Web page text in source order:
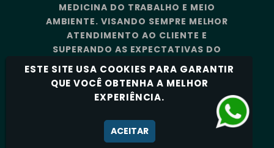
MEDICINA DO TRABALHO E MEIO
AMBIENTE. VISANDO SEMPRE MELHOR
ATENDIMENTO AO CLIENTE E
SUPERANDO AS EXPECTATIVAS DO
MERCADO, A CTE ENGENHARIA
CONTA COM UMA EQUIPE DE
PROFISSIONAIS ALTAMENTE
CAPACITADOS E ESPECIALIZADOS.
Política de Privacidade
ESTE SITE USA COOKIES PARA GARANTIR
QUE VOCÊ OBTENHA A MELHOR
EXPERIÊNCIA.
ACEITAR